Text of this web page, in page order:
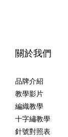
關於我們
品牌介紹
教學影片
編織教學
十字繡教學
針號對照表